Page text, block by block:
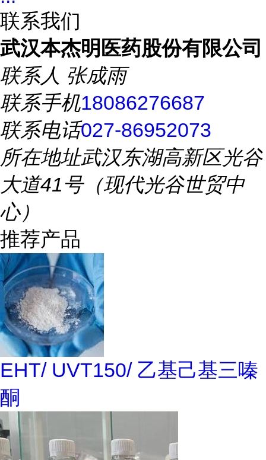
联系我们
武汉本杰明医药股份有限公司
联系人 张成雨
联系手机18086276687
联系电话027-86952073
所在地址武汉东湖高新区光谷
大道41号（现代光谷世贸中
心）
推荐产品
EHT/ UVT150/ 乙基己基三嗪
酮